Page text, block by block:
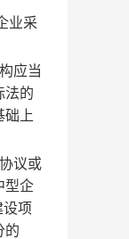
业采
应当
法的
础上
议或
型企
项
的